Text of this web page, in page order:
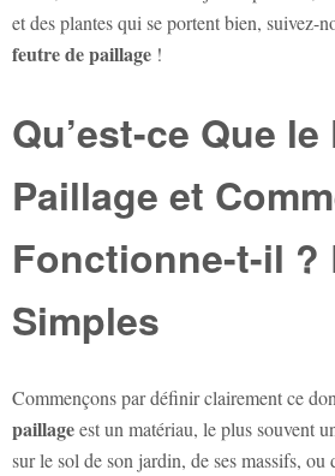
et des plantes qui se portent bien, suivez-
feutre de paillage !
Qu’est-ce Que
Paillage et
Fonctionne-t-il ?
Simples
Commençons par définir clairement ce
paillageest un matériau, le plus souvent
sur le sol de son jardin, de ses massifs, ou